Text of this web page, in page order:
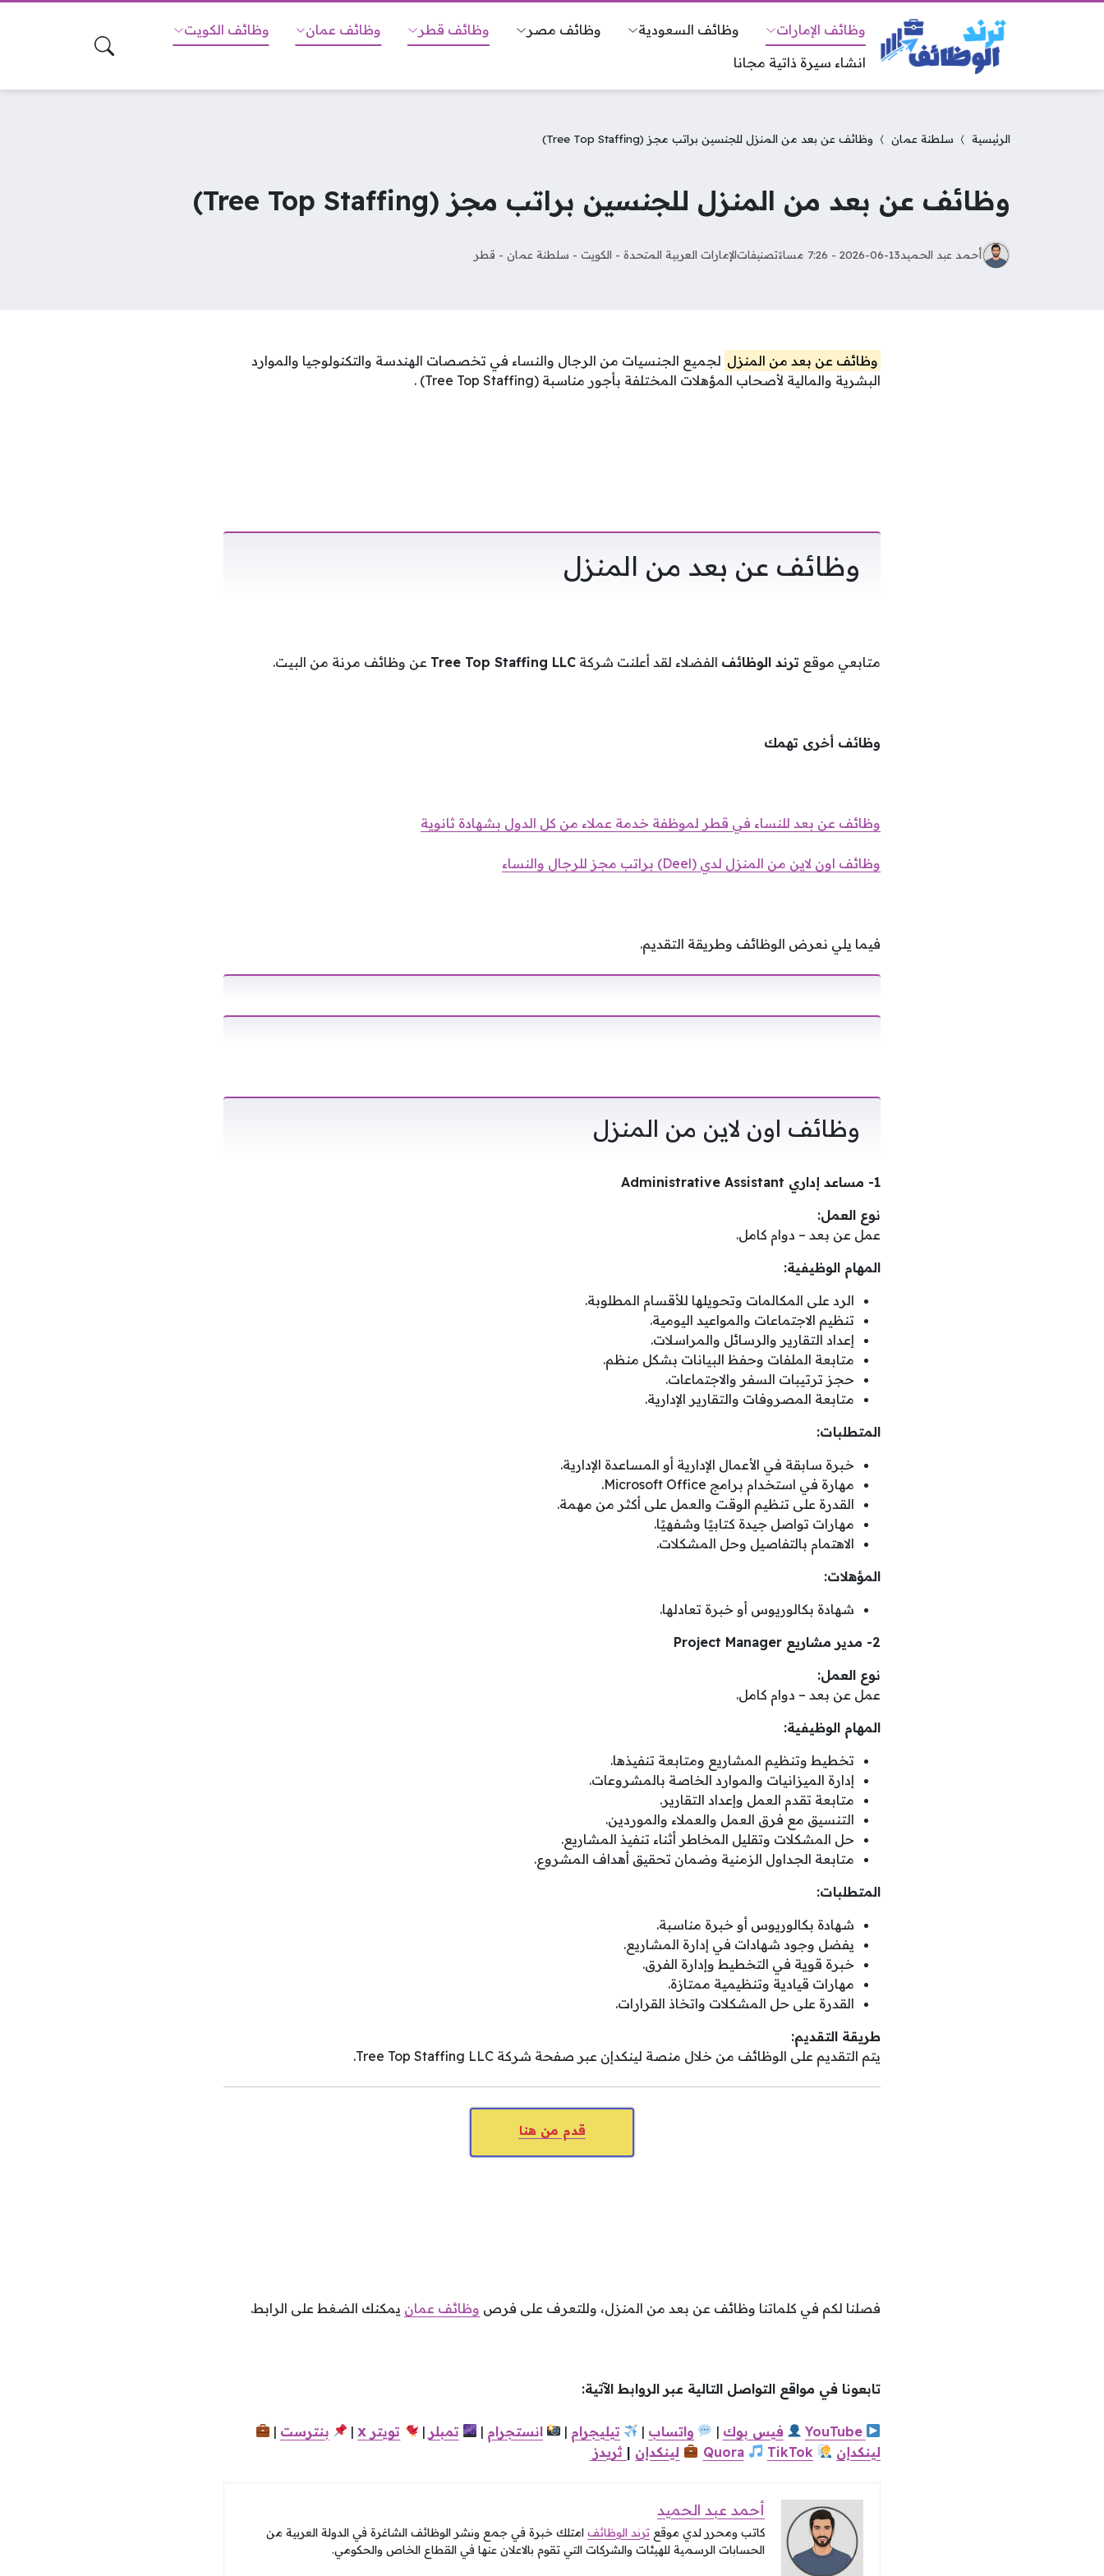
وظائف الإمارات وظائف السعودية وظائف مصر وظائف قطر وظائف عمان
وظائف الكويت
انشاء سيرة ذاتية مجانا
الرئيسية سلطنة عمان وظائف عن بعد من المنزل للجنسين براتب مجز (Tree Top Staffing)
وظائف عن بعد من المنزل للجنسين براتب مجز (Tree Top Staffing)
أحمد عبد الحميد2026-06-13 - 7:26 مساءً تصنيفاتالإمارات العربية المتحدة - الكويت - سلطنة عمان - قطر
وظائف عن بعد من المنزل لجميع الجنسيات من الرجال والنساء في تخصصات الهندسة والتكنولوجيا والموارد
البشرية والمالية لأصحاب المؤهلات المختلفة بأجور مناسبة (Tree Top Staffing) .
وظائف عن بعد من المنزل
متابعي موقع ترند الوظائف الفضلاء لقد أعلنت شركة Tree Top Staffing LLC عن وظائف مرنة من البيت.
وظائف أخرى تهمك
وظائف عن بعد للنساء في قطر لموظفة خدمة عملاء من كل الدول بشهادة ثانوية
وظائف اون لاين من المنزل لدي (Deel) براتب مجز للرجال والنساء
فيما يلي نعرض الوظائف وطريقة التقديم.
وظائف اون لاين من المنزل
1- مساعد إداري Administrative Assistant
نوع العمل:
عمل عن بعد – دوام كامل.
المهام الوظيفية:
الرد على المكالمات وتحويلها للأقسام المطلوبة.
تنظيم الاجتماعات والمواعيد اليومية.
إعداد التقارير والرسائل والمراسلات.
متابعة الملفات وحفظ البيانات بشكل منظم.
حجز ترتيبات السفر والاجتماعات.
متابعة المصروفات والتقارير الإدارية.
المتطلبات:
خبرة سابقة في الأعمال الإدارية أو المساعدة الإدارية.
مهارة في استخدام برامج Microsoft Office.
القدرة على تنظيم الوقت والعمل على أكثر من مهمة.
مهارات تواصل جيدة كتابيًا وشفهيًا.
الاهتمام بالتفاصيل وحل المشكلات.
المؤهلات:
شهادة بكالوريوس أو خبرة تعادلها.
2- مدير مشاريع Project Manager
نوع العمل:
عمل عن بعد – دوام كامل.
المهام الوظيفية:
تخطيط وتنظيم المشاريع ومتابعة تنفيذها.
إدارة الميزانيات والموارد الخاصة بالمشروعات.
متابعة تقدم العمل وإعداد التقارير.
التنسيق مع فرق العمل والعملاء والموردين.
حل المشكلات وتقليل المخاطر أثناء تنفيذ المشاريع.
متابعة الجداول الزمنية وضمان تحقيق أهداف المشروع.
المتطلبات:
شهادة بكالوريوس أو خبرة مناسبة.
يفضل وجود شهادات في إدارة المشاريع.
خبرة قوية في التخطيط وإدارة الفرق.
مهارات قيادية وتنظيمية ممتازة.
القدرة على حل المشكلات واتخاذ القرارات.
طريقة التقديم:
يتم التقديم على الوظائف من خلال منصة لينكدإن عبر صفحة شركة Tree Top Staffing LLC.
قدم من هنا
فصلنا لكم في كلماتنا وظائف عن بعد من المنزل، وللتعرف على فرص وظائف عمان يمكنك الضغط على الرابط.
تابعونا في مواقع التواصل التالية عبر الروابط الآتية:
YouTube فيس بوك | واتساب | تيليجرام | انستجرام | تمبلر | تويتر x
| بنترست |
لينكدإن
Quora TikTok لينكدإن | ثريدز
أحمد عبد الحميد
كاتب ومحرر لدي موقع ترند الوظائف امتلك خبرة في جمع ونشر الوظائف الشاغرة في الدولة العربية من
الحسابات الرسمية للهيئات والشركات التي تقوم بالاعلان عنها في القطاع الخاص والحكومي.